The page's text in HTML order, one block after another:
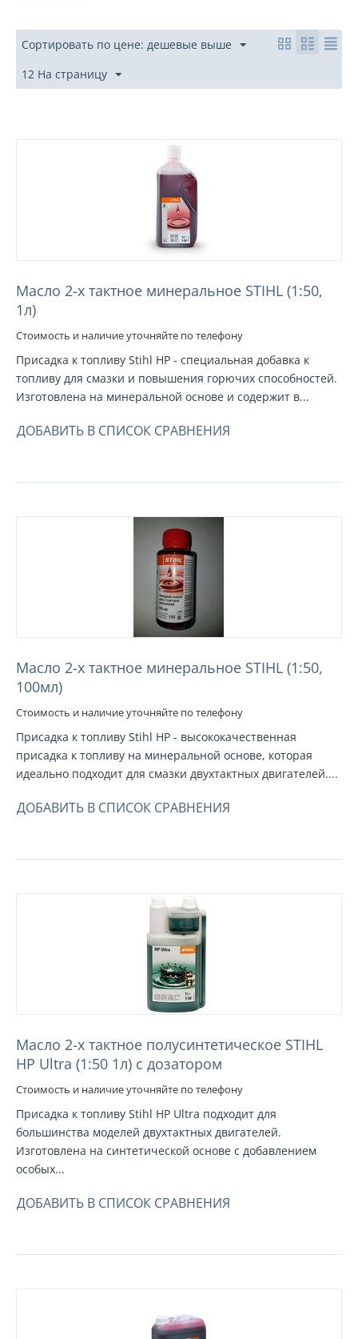
Сортировать по цене: дешевые выше
12 На страницу
Масло 2-х тактное минеральное STIHL (1:50,
1л)
Стоимость и наличие уточняйте по телефону
Присадка к топливу Stihl HP - специальная добавка к
топливу для смазки и повышения горючих способностей.
Изготовлена на минеральной основе и содержит в...
ДОБАВИТЬ В СПИСОК СРАВНЕНИЯ
Масло 2-х тактное минеральное STIHL (1:50,
100мл)
Стоимость и наличие уточняйте по телефону
Присадка к топливу Stihl HP - высококачественная
присадка к топливу на минеральной основе, которая
идеально подходит для смазки двухтактных двигателей....
ДОБАВИТЬ В СПИСОК СРАВНЕНИЯ
Масло 2-х тактное полусинтетическое STIHL
HP Ultra (1:50 1л) с дозатором
Стоимость и наличие уточняйте по телефону
Присадка к топливу Stihl HP Ultra подходит для
большинства моделей двухтактных двигателей.
Изготовлена на синтетической основе с добавлением
особых...
ДОБАВИТЬ В СПИСОК СРАВНЕНИЯ